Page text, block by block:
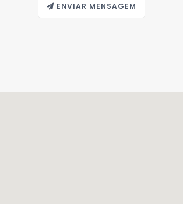
ENVIAR MENSAGEM